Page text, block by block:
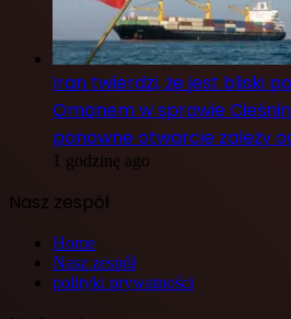
Iran twierdzi, że jest bliski
Omanem w sprawie
ponowne otwarcie zależy
1 godzinę ago
Nasz zespół
Home
Nasz zespół
polityki prywatności